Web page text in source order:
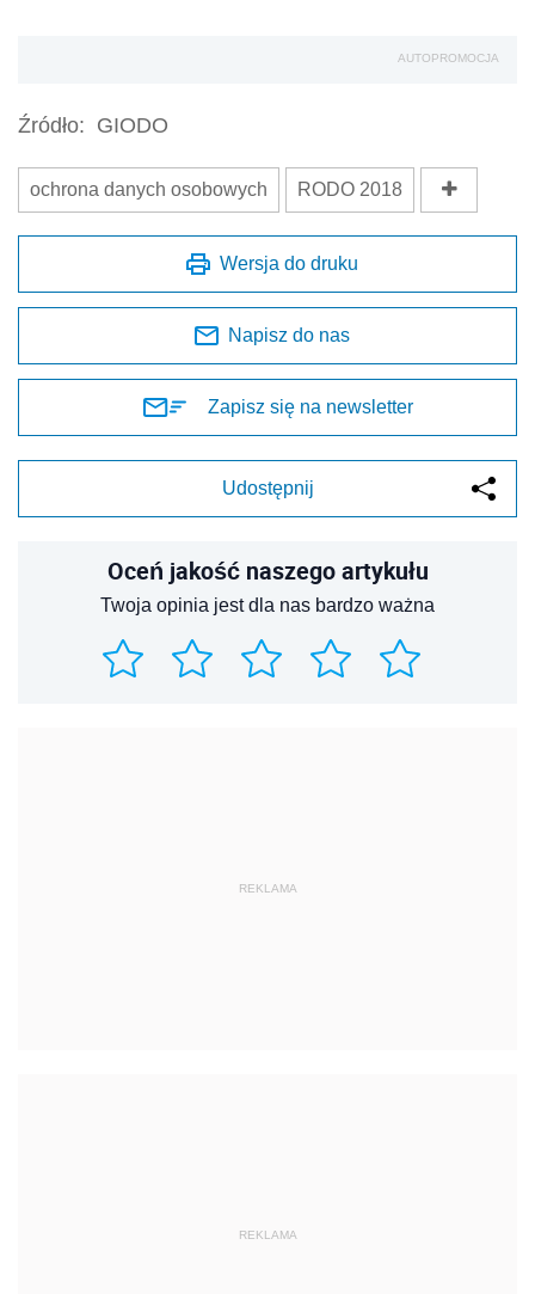
AUTOPROMOCJA
Źródło: GIODO
ochrona danych osobowych RODO 2018
Wersja do druku
Napisz do nas
Zapisz się na newsletter
Udostępnij
Oceń jakość naszego artykułu
Twoja opinia jest dla nas bardzo ważna
REKLAMA
REKLAMA